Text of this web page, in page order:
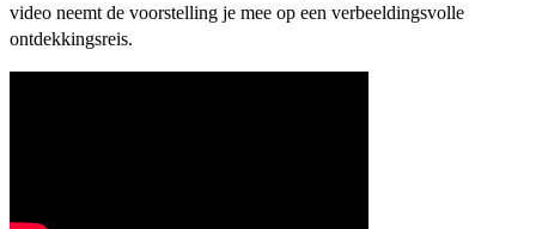
video neemt de voorstelling je mee op een verbeeldingsvolle
ontdekkingsreis.